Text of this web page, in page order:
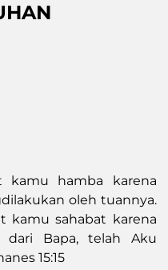
kamu hamba karena
oleh tuannya.
kamu sahabat karena
dari Bapa, telah Aku
15:15